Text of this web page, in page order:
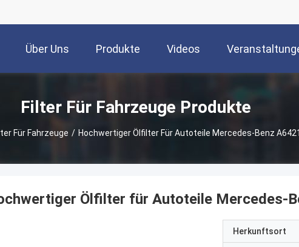
Über Uns Produkte Videos
Filter Für Fahrzeuge Produkte
Für Fahrzeuge / Hochwertiger Ölfilter Für Autoteile Mercedes-Benz
Ölfilter für Autoteile Mercedes-
Herkunftsort